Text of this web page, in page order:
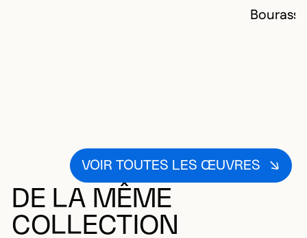
VOIR TOUTES LES ŒUVRES
DE LA MÊME
COLLECTION